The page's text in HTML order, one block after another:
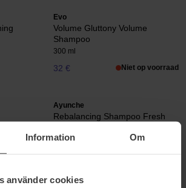
Information Om
använder cookies
Evo
Volume Gluttony Volume
Shampoo
300 ml
32 € Niet op voorraad
Ayunche
Rebalancing Shampoo Fresh
Maria Åkerberg